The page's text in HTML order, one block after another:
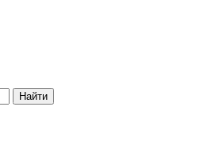
Найти